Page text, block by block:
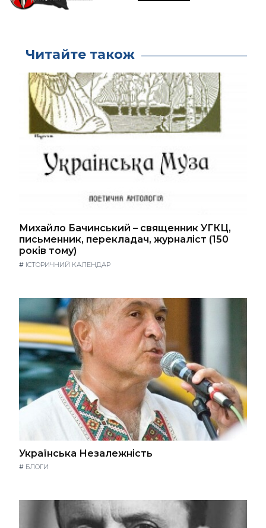
Читайте також
Михайло Бачинський – священник УГКЦ,
письменник, перекладач, журналіст (150
років тому)
# ІСТОРИЧНИЙ КАЛЕНДАР
Українська Незалежність
# БЛОГИ